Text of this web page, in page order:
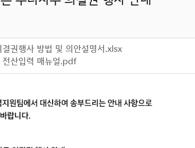
권행사 방법 및 의안설명서.xlsx
전산입력 매뉴얼.pdf